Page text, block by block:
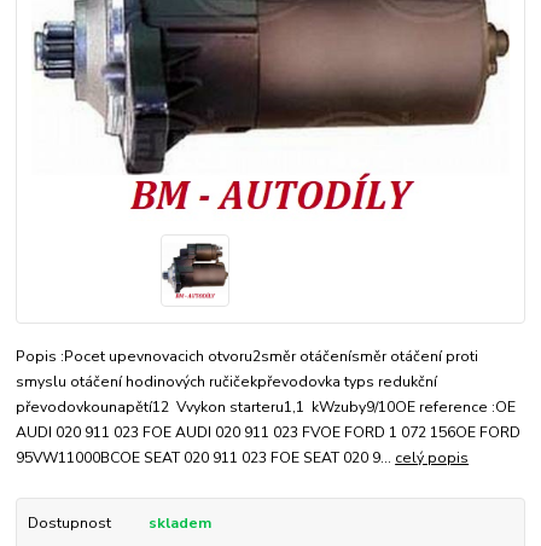
Popis :Pocet upevnovacich otvoru2směr otáčenísměr otáčení proti
smyslu otáčení hodinových ručičekpřevodovka typs redukční
převodovkounapětí12 Vvykon starteru1,1 kWzuby9/10OE reference :OE
AUDI 020 911 023 FOE AUDI 020 911 023 FVOE FORD 1 072 156OE FORD
95VW11000BCOE SEAT 020 911 023 FOE SEAT 020 9... celý popis
Dostupnost
skladem